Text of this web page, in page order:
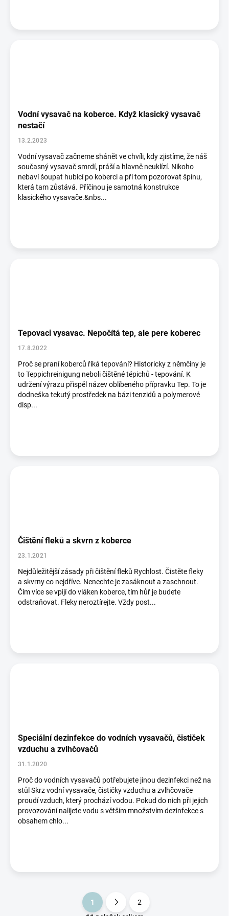
Vodní vysavač na koberce. Když klasický vysavač
nestačí
13.2.2023
Vodní vysavač začneme shánět ve chvíli, kdy zjistíme, že náš
současný vysavač smrdí, práší a hlavně neuklízí. Nikoho
nebaví šoupat hubicí po koberci a při tom pozorovat špínu,
která tam zůstává. Příčinou je samotná konstrukce
klasického vysavače.&nbs...
Tepovaci vysavac. Nepočítá tep, ale pere koberec
17.8.2022
Proč se praní koberců říká tepování? Historicky z němčiny je
to Teppichreinigung neboli čištěné tépichů - tepování. K
udržení výrazu přispěl název oblíbeného přípravku Tep. To je
dodneška tekutý prostředek na bázi tenzidů a polymerové
disp...
Čištění fleků a skvrn z koberce
23.1.2021
Nejdůležitější zásady při čištění fleků Rychlost. Čistěte fleky
a skvrny co nejdříve. Nenechte je zasáknout a zaschnout.
Čím více se vpijí do vláken koberce, tím hůř je budete
odstraňovat. Fleky neroztírejte. Vždy post...
Speciální dezinfekce do vodních vysavačů, čističek
vzduchu a zvlhčovačů
31.1.2020
Proč do vodních vysavačů potřebujete jinou dezinfekci než na
stůl Skrz vodní vysavače, čističky vzduchu a zvlhčovače
proudí vzduch, který prochází vodou. Pokud do nich při jejich
provozování nalijete vodu s větším množstvím dezinfekce s
obsahem chlo...
S
1
2